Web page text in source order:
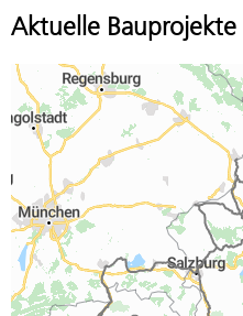
Aktuelle Bauprojekte